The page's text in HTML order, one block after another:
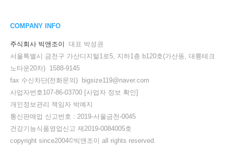
COMPANY INFO
주식회사 빅앤조이
대표 박성권
서울특별시 금천구 가산디지털1로5, 지하1층 b120호(가산동, 대륭테크
노타운20차) 1588-9145
fax 수신차단(전화문의) bigsize119@naver.com
사업자번호107-86-03700 [사업자 정보 확인]
개인정보관리 책임자 박예지
통신판매업 신고번호 : 2019-서울금천-0045
건강기능식품영업신고 제2019-0084005호
copyright since2004©빅앤조이 all rights reserved.